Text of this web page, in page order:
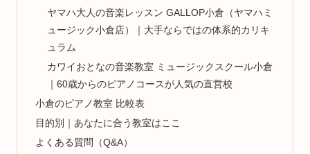
ヤマハ大人の音楽レッスン GALLOP小倉（ヤマハミ
ュージック小倉店）｜大手ならではの体系的カリキ
ュラム
カワイおとなの音楽教室 ミュージックスクール小倉
｜60歳からのピアノコースが人気の直営校
小倉のピアノ教室 比較表
目的別｜あなたに合う教室はここ
よくある質問（Q&A）